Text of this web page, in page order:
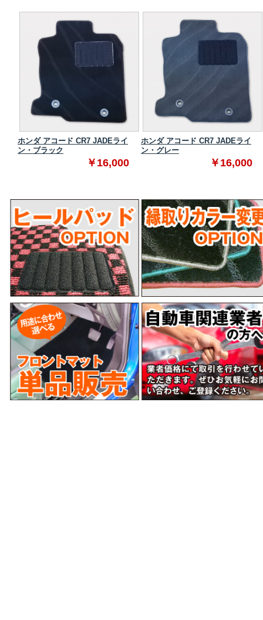
ホンダ アコード CR7 JADEライ
ン・ブラック
￥16,000
ホンダ アコード CR7 JADEライ
ン・グレー
￥16,000